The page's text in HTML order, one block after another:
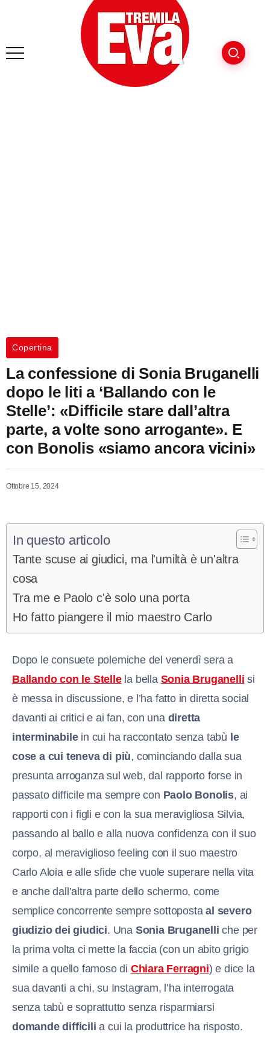
Copertina
La confessione di Sonia Bruganelli
dopo le liti a ‘Ballando con le
Stelle’: «Difficile stare dall’altra
parte, a volte sono arrogante». E
con Bonolis «siamo ancora vicini»
Ottobre 15, 2024
In questo articolo
Tante scuse ai giudici, ma l'umiltà è un'altra
cosa
Tra me e Paolo c'è solo una porta
Ho fatto piangere il mio maestro Carlo
Dopo le consuete polemiche del venerdì sera a
Ballando con le Stellela bella Sonia Bruganelli si
è messa in discussione, e l’ha fatto in diretta social
davanti ai critici e ai fan, con una diretta
interminabilein cui ha raccontato senza tabù le
cose a cui teneva di più, cominciando dalla sua
presunta arroganza sul web, dal rapporto forse in
passato difficile ma sempre con Paolo Bonolis, ai
rapporti con i figli e con la sua meravigliosa Silvia,
passando al ballo e alla nuova confidenza con il suo
corpo, al meraviglioso feeling con il suo maestro
Carlo Aloia e alle sfide che vuole superare nella vita
e anche dall’altra parte dello schermo, come
semplice concorrente sempre sottopostaal severo
giudizio dei giudici. Una Sonia Bruganelli che per
la prima volta ci mette la faccia (con un abito grigio
simile a quello famoso di Chiara Ferragni) e dice la
sua davanti a chi, su Instagram, l’ha interrogata
senza tabù e soprattutto senza risparmiarsi
domande difficili a cui la produttrice ha risposto.